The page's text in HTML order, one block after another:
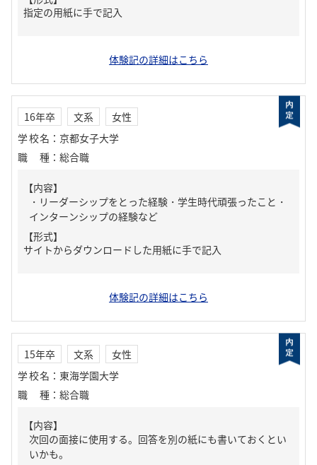
指定の用紙に手で記入
体験記の詳細はこちら
16年卒 文系
女性
学校名 ： 京都女子大学
職種 ： 総合職
【内容】
・リーダーシップをとった経験・学生時代頑張ったこと・
インターンシップの経験など
【形式】
サイトからダウンロードした用紙に手で記入
体験記の詳細はこちら
15年卒 文系
女性
学校名 ： 東海学園大学
職種 ： 総合職
【内容】
次回の面接に使用する。回答を別の紙にも書いておくとい
いかも。